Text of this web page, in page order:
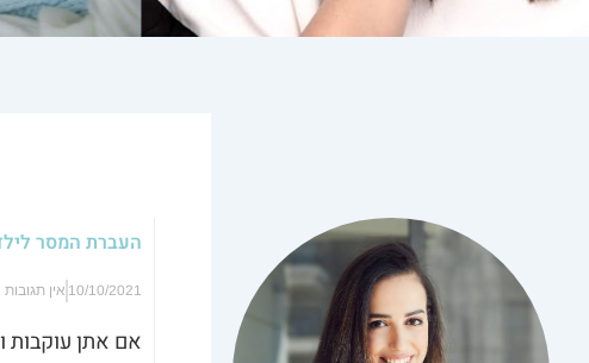
העברת המסר
10/10/2021 אין תגובות
אם אתן עוקבות